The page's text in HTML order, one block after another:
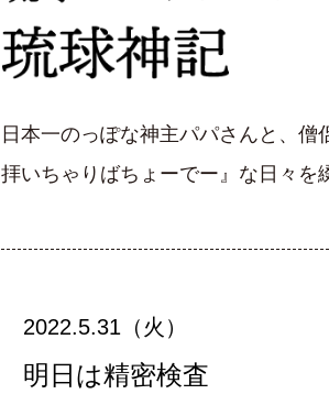
日本一のっぽな神主パパさんと、
拝いちゃりばちょーでー』な日々を
2022.5.31（火）
明日は精密検査